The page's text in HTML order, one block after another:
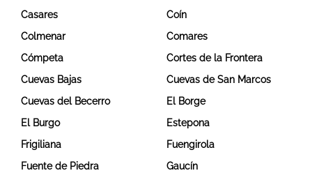
Casares
Coín
Colmenar
Comares
Cómpeta
Cortes de la Frontera
Cuevas Bajas
Cuevas de San Marcos
Cuevas del Becerro
El Borge
El Burgo
Estepona
Frigiliana
Fuengirola
Fuente de Piedra
Gaucín